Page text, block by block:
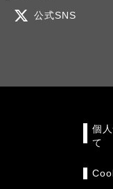
公式SNS
個
て